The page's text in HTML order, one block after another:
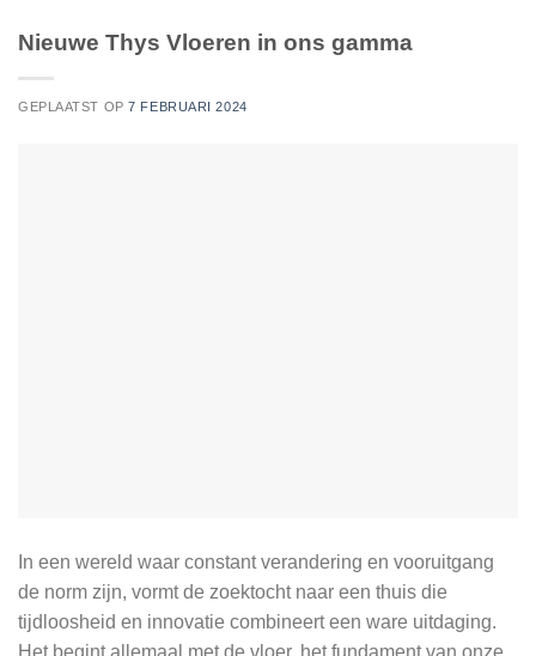
Nieuwe Thys Vloeren in ons gamma
GEPLAATST OP7 FEBRUARI 2024
In een wereld waar constant verandering en vooruitgang
de norm zijn, vormt de zoektocht naar een thuis die
tijdloosheid en innovatie combineert een ware uitdaging.
Het begint allemaal met de vloer, het fundament van onze